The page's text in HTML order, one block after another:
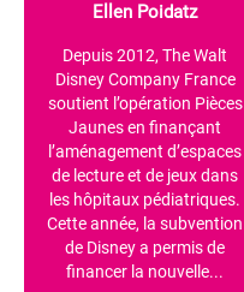
Ellen Poidatz
Depuis 2012, The Walt
Disney Company France
soutient l’opération Pièces
Jaunes en finançant
l’aménagement d’espaces
de lecture et de jeux dans
les hôpitaux pédiatriques.
Cette année, la subvention
de Disney a permis de
financer la nouvelle...